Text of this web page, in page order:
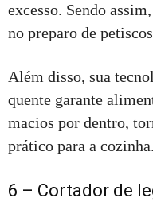
excesso. Sendo
no preparo de
Além disso, sua
quente garante
macios por dentro,
prático para a cozinha.
6 – Cortador de